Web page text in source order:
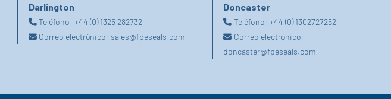
Darlington
Teléfono:+44 (0) 1325 282732
Correo electrónico: sales@fpeseals.com
Doncaster
Teléfono: +44 (0) 1302727252
Correo electrónico:
doncaster@fpeseals.com